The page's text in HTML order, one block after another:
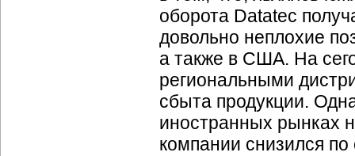
оборота Datatec
довольно неплохие
а также в США. На
региональными
сбыта продукции.
иностранных рынках
компании снизился